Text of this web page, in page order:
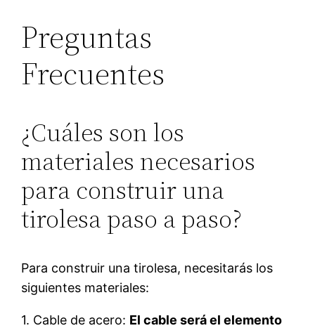
Preguntas
Frecuentes
¿Cuáles son los
materiales necesarios
para construir una
tirolesa paso a paso?
Para construir una tirolesa, necesitarás los
siguientes materiales:
1. Cable de acero: El cable será el elemento